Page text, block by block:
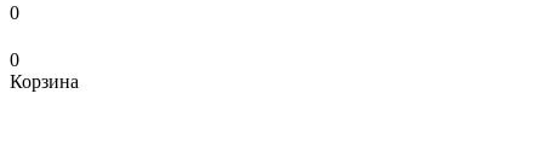
0
0
Корзина